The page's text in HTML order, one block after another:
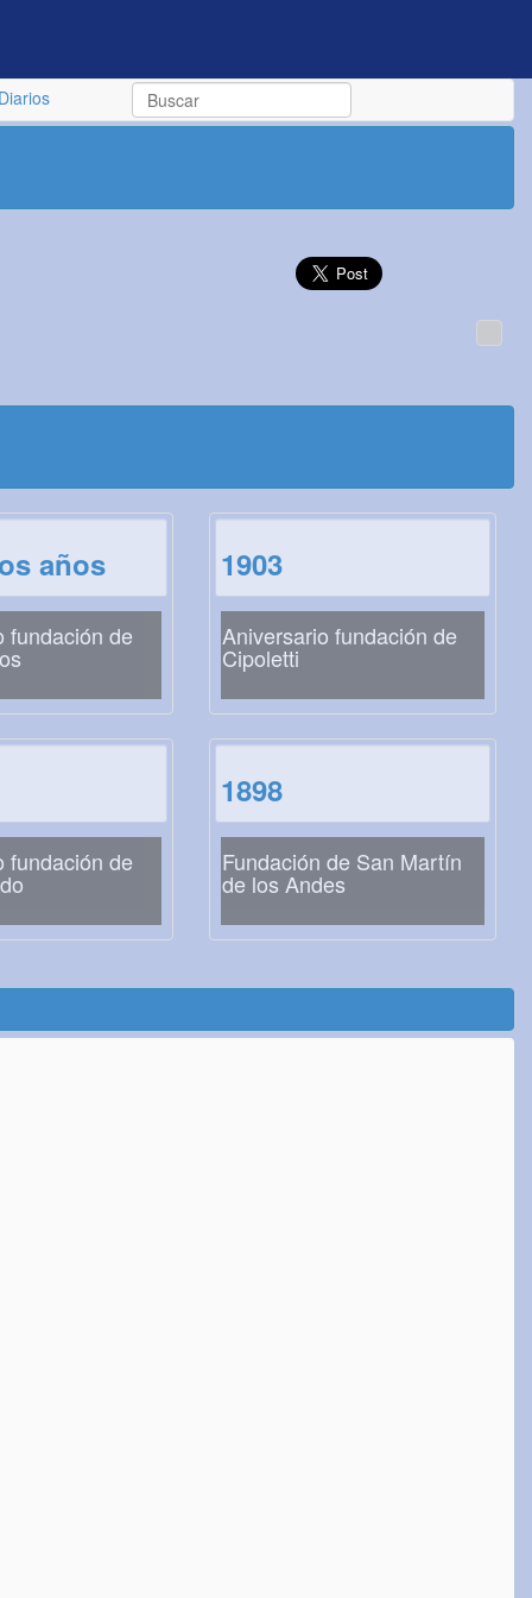
Diarios
años
fundación de
1903
Aniversario fundación de
Cipoletti
fundación de
1898
Fundación de San Martín
de los Andes